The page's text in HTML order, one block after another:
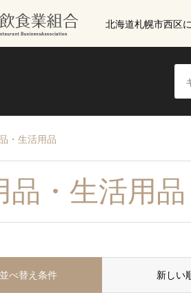
北海道札幌市西区
・生活用品
品・生活用品
並べ替え条件 新しい